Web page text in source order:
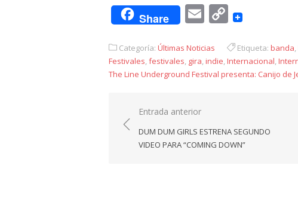
Share EmailCopy
Categoría: Últimas Noticias Etiqueta: banda,
Festivales,festivales, gira,indie,Internacional,
The Line Underground Festival presenta: Canijo de
Navegación
de
entradas
Entrada anterior
DUM DUM GIRLS ESTRENA SEGUNDO
VIDEO PARA “COMING DOWN”